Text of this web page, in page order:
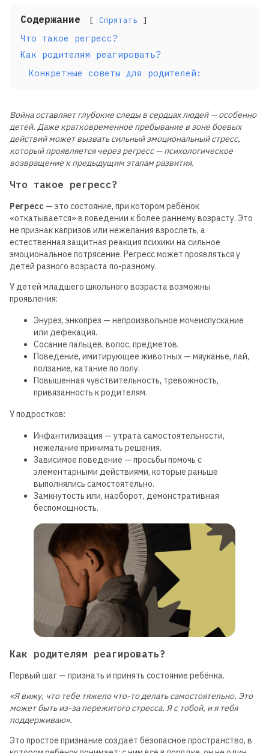
Содержание Спрятать
Что такое регресс?
Как родителям реагировать?
Конкретные советы для родителей:
Война оставляет глубокие следы в сердцах людей — особенно
детей. Даже кратковременное пребывание в зоне боевых
действий может вызвать сильный эмоциональный стресс,
который проявляется через регресс — психологическое
возвращение к предыдущим этапам развития.
Что такое регресс?
Регресс — это состояние, при котором ребёнок
«откатывается» в поведении к более раннему возрасту. Это
не признак капризов или нежелания взрослеть, а
естественная защитная реакция психики на сильное
эмоциональное потрясение. Регресс может проявляться у
детей разного возраста по-разному.
У детей младшего школьного возраста возможны
проявления:
Энурез, энкопрез — непроизвольное мочеиспускание
или дефекация.
Сосание пальцев, волос, предметов.
Поведение, имитирующее животных — мяуканье, лай,
ползание, катание по полу.
Повышенная чувствительность, тревожность,
привязанность к родителям.
У подростков:
Инфантилизация — утрата самостоятельности,
нежелание принимать решения.
Зависимое поведение — просьбы помочь с
элементарными действиями, которые раньше
выполнялись самостоятельно.
Замкнутость или, наоборот, демонстративная
беспомощность.
Как родителям реагировать?
Первый шаг — признать и принять состояние ребёнка.
«Я вижу, что тебе тяжело что-то делать самостоятельно. Это
может быть из-за пережитого стресса. Я с тобой, и я тебя
поддерживаю».
Это простое признание создаёт безопасное пространство, в